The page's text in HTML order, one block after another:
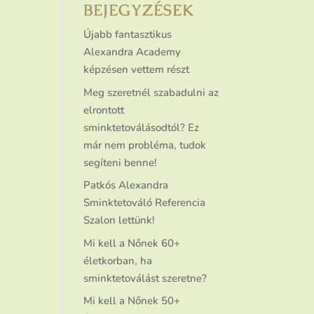
BEJEGYZÉSEK
Újabb fantasztikus
Alexandra Academy
képzésen vettem részt
Meg szeretnél szabadulni az
elrontott
sminktetoválásodtól? Ez
már nem probléma, tudok
segíteni benne!
Patkós Alexandra
Sminktetováló Referencia
Szalon lettünk!
Mi kell a Nőnek 60+
életkorban, ha
sminktetoválást szeretne?
Mi kell a Nőnek 50+